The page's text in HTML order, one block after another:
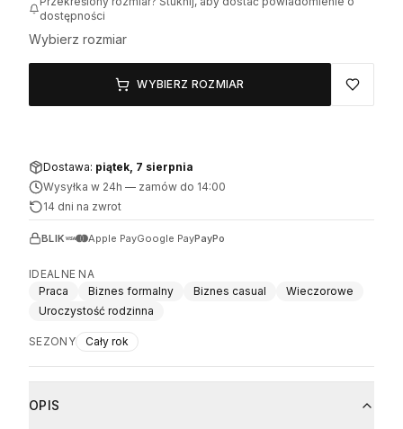
dostępności
Wybierz rozmiar
WYBIERZ ROZMIAR
Dostawa: piątek, 7 sierpnia
Wysyłka w 24h — zamów do 14:00
14 dni na zwrot
BLIK Apple PayGoogle PayPayPo
IDEALNE NA
Praca
Biznes formalny Biznes casual
Wieczorowe
Uroczystość rodzinna
SEZONY Cały rok
OPIS